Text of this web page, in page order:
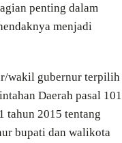
penting dalam
menjadi
wakil gubernur terpilih
Daerah pasal 101
tahun 2015 tentang
bupati dan walikota